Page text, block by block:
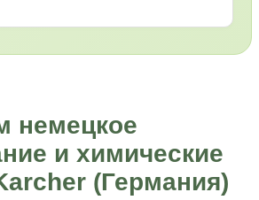
немецкое
и химические
(Германия)